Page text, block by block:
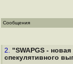
Сообщения
2. "SWAPGS -
спекулятивного